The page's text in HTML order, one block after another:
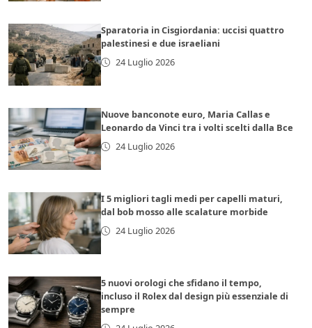
Sparatoria in Cisgiordania: uccisi quattro
palestinesi e due israeliani
24 Luglio 2026
Nuove banconote euro, Maria Callas e
Leonardo da Vinci tra i volti scelti dalla Bce
24 Luglio 2026
I 5 migliori tagli medi per capelli maturi,
dal bob mosso alle scalature morbide
24 Luglio 2026
5 nuovi orologi che sfidano il tempo,
incluso il Rolex dal design più essenziale di
sempre